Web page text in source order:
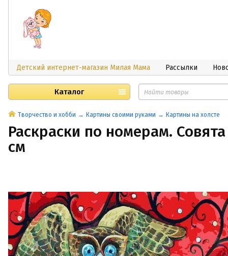
Детский интернет-магазин Милая Мама Рассылки
Каталог
Творчество и хобби Картины своими руками Картины на холсте
Раскраски по номерам.
см